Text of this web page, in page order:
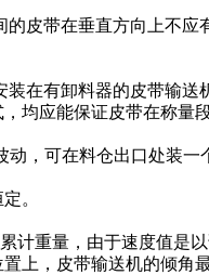
皮带在垂直方向上不应
在有卸料器的皮带输送
均应能保证皮带在称量段
，可在料仓出口处装一
。
重量，由于速度值是
上，皮带输送机的倾角